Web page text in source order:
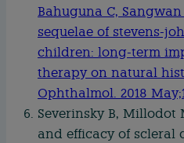
Bahuguna C,
sequelae of stevens-
children: long-term
therapy on natural
Ophthalmol. 2018
Severinsky B,
and efficacy of scleral